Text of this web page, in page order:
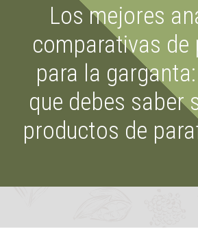
Los mejores
comparativas de
para la
que debes saber
productos de